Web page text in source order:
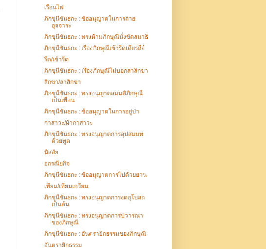
เรือนไฟ
ภิกขุนีขันธกะ : ข้ออนุญาตในการถ่าย
อุจจาระ
ภิกขุนีขันธกะ : ทรงห้ามภิกษุณีนั่งขัดสมาธิ
ภิกขุนีขันธกะ : เรื่องภิกษุณีเข้ารีดเดียรถีย์
รีต/เข้ารีต
ภิกขุนีขันธกะ : เรื่องภิกษุณีไม่บอกลาสิกขา
สิกขา/ลาสิกขา
ภิกขุนีขันธกะ : ทรงอนุญาตสมมติภิกษุณี
เป็นเพื่อน
ภิกขุนีขันธกะ : ข้ออนุญาตในการอยู่ป่า
กาสาวะ/ผ้ากาสาวะ
ภิกขุนีขันธกะ : ทรงอนุญาตการอุปสมบท
ด้วยทูต
นิสสัย
อกรณียกิจ
ภิกขุนีขันธกะ : ข้ออนุญาตการไปด้วยยาน
เทียม/เทียมเกวียน
ภิกขุนีขันธกะ : ทรงอนุญาตการงดอุโบสถ
เป็นต้น
ภิกขุนีขันธกะ : ทรงอนุญาตการปวารณา
ของภิกษุณี
ภิกขุนีขันธกะ : อันตรายิกธรรมของภิกษุณี
อันตรายิกธรรม